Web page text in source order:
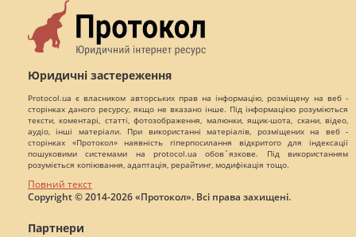
Юридичні застереження
Protocol.ua є власником авторських прав на інформацію, розміщену на веб -
сторінках даного ресурсу, якщо не вказано інше. Під інформацією розуміються
тексти, коментарі, статті, фотозображення, малюнки, ящик-шота, скани, відео,
аудіо, інші матеріали. При використанні матеріалів, розміщених на веб -
сторінках «Протокол» наявність гіперпосилання відкритого для індексації
пошуковими системами на protocol.ua обов`язкове. Під використанням
розуміється копіювання, адаптація, рерайтинг, модифікація тощо.
Повний текст
Copyright © 2014-2026 «Протокол». Всі права захищені.
Партнери